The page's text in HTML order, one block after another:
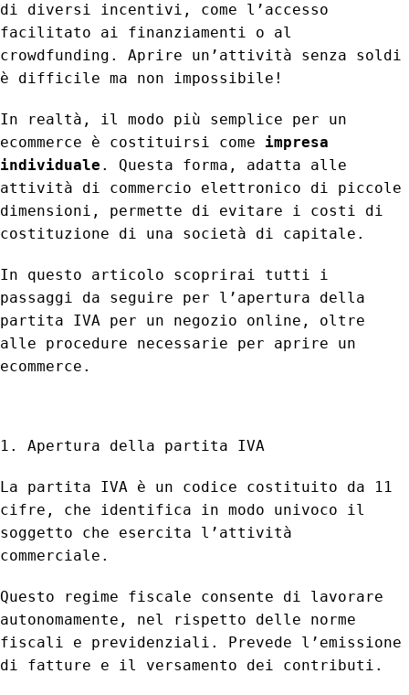
di diversi incentivi, come l’accesso
facilitato ai finanziamenti o al
crowdfunding. Aprire un’attività senza soldi
è difficile ma non impossibile!
In realtà, il modo più semplice per un
ecommerce è costituirsi come impresa
individuale . Questa forma, adatta alle
attività di commercio elettronico di piccole
dimensioni, permette di evitare i costi di
costituzione di una società di capitale.
In questo articolo scoprirai tutti i
passaggi da seguire per l’apertura della
partita IVA per un negozio online, oltre
alle procedure necessarie per aprire un
ecommerce.
1. Apertura della partita IVA
La partita IVA è un codice costituito da 11
cifre, che identifica in modo univoco il
soggetto che esercita l’attività
commerciale.
Questo regime fiscale consente di lavorare
autonomamente, nel rispetto delle norme
fiscali e previdenziali. Prevede l’emissione
di fatture e il versamento dei contributi.